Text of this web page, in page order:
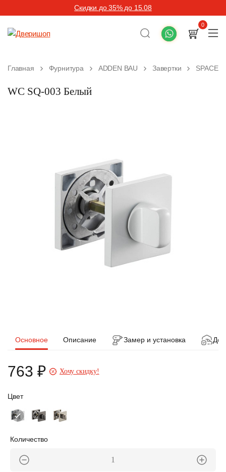
Скидки до 35% до 15.08
0
Главная Фурнитура ADDEN BAU Завертки
WC SQ-003 Белый
Основное Описание Замер и установка
Цвет
Количество
763 ₽ Хочу скидку!